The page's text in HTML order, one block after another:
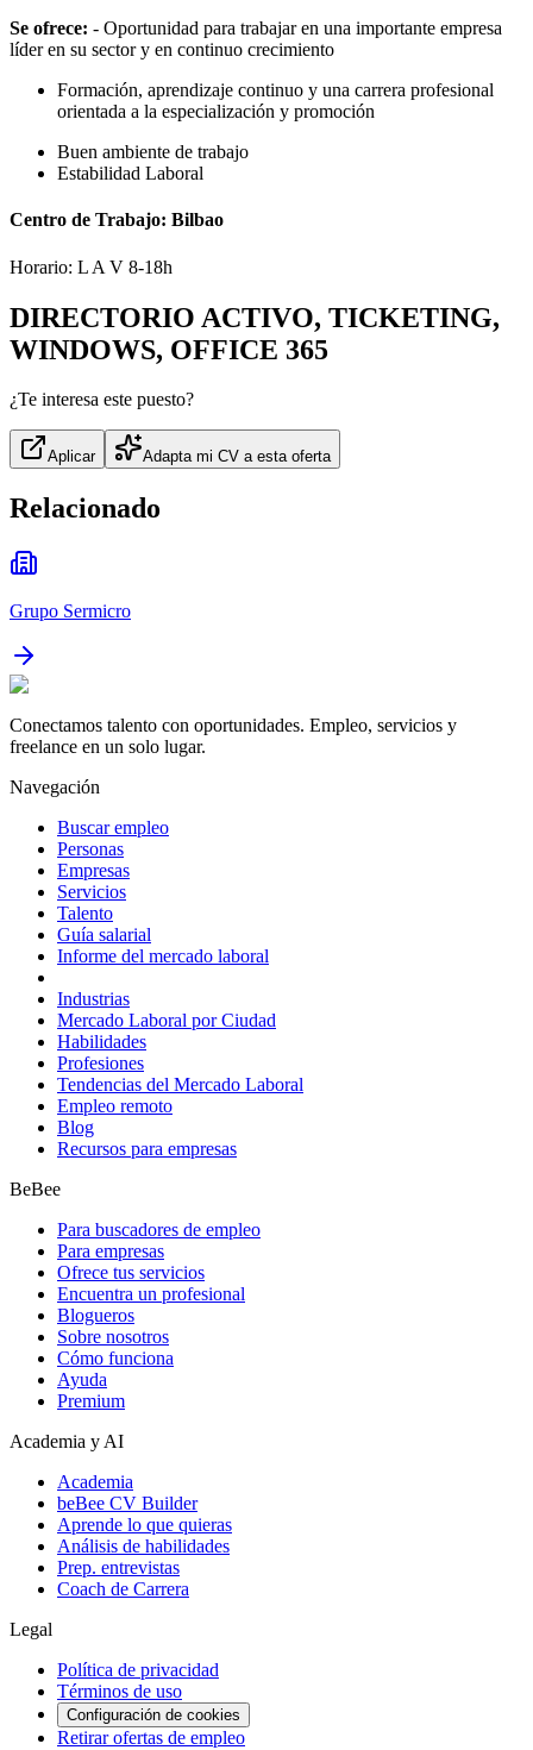
Se ofrece: - Oportunidad para trabajar en una importante empresa
líder en su sector y en continuo crecimiento
Formación, aprendizaje continuo y una carrera profesional
orientada a la especialización y promoción
Buen ambiente de trabajo
Estabilidad Laboral
Centro de Trabajo: Bilbao
Horario: L A V 8-18h
DIRECTORIO ACTIVO, TICKETING,
WINDOWS, OFFICE 365
¿Te interesa este puesto?
Aplicar Adapta mi CV a esta oferta
Relacionado
Grupo Sermicro
Conectamos talento con oportunidades. Empleo, servicios y
freelance en un solo lugar.
Navegación
Buscar empleo
Personas
Empresas
Servicios
Talento
Guía salarial
Informe del mercado laboral
Industrias
Mercado Laboral por Ciudad
Habilidades
Profesiones
Tendencias del Mercado Laboral
Empleo remoto
Blog
Recursos para empresas
BeBee
Para buscadores de empleo
Para empresas
Ofrece tus servicios
Encuentra un profesional
Blogueros
Sobre nosotros
Cómo funciona
Ayuda
Premium
Academia y AI
Academia
beBee CV Builder
Aprende lo que quieras
Análisis de habilidades
Prep. entrevistas
Coach de Carrera
Legal
Política de privacidad
Términos de uso
Configuración de cookies
Retirar ofertas de empleo